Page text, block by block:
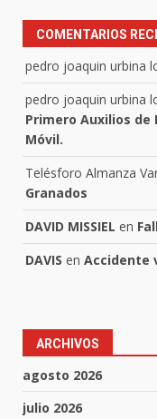
COMENTARIOS
pedro joaquin urbina
pedro joaquin urbina
Primero Auxilios de
Móvil.
Telésforo Almanza
Granados
DAVID MISSIEL en
DAVIS en Accidente
ARCHIVOS
agosto 2026
julio 2026